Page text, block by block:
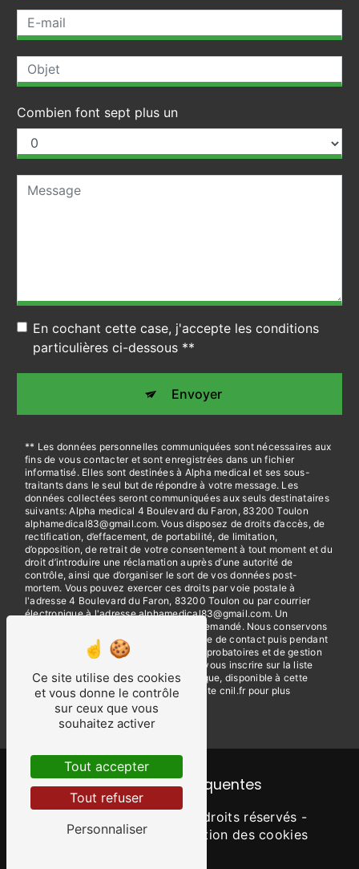
Combien font sept plus un
En cochant cette case, j'accepte les conditions
particulières ci-dessous **
Envoyer
** Les données personnelles communiquées sont nécessaires aux
fins de vous contacter et sont enregistrées dans un fichier
informatisé. Elles sont destinées à Alpha medical et ses sous-
traitants dans le seul but de répondre à votre message. Les
données collectées seront communiquées aux seuls destinataires
suivants: Alpha medical 4 Boulevard du Faron, 83200 Toulon
alphamedical83@gmail.com. Vous disposez de droits d’accès, de
rectification, d’effacement, de portabilité, de limitation,
d’opposition, de retrait de votre consentement à tout moment et du
droit d’introduire une réclamation auprès d’une autorité de
contrôle, ainsi que d’organiser le sort de vos données post-
mortem. Vous pouvez exercer ces droits par voie postale à
l'adresse 4 Boulevard du Faron, 83200 Toulon ou par courrier
électronique à l'adresse alphamedical83@gmail.com. Un
justificatif d'identité pourra vous être demandé. Nous conservons
vos données pendant la période de prise de contact puis pendant
la durée de prescription légale aux fins probatoires et de gestion
des contentieux. Vous avez le droit de vous inscrire sur la liste
d'opposition au démarchage téléphonique, disponible à cette
adresse: Bloctel.gouv.fr. Consultez le site cnil.fr pour plus
d’informations sur vos droits.
Recherches fréquentes
- 2026 - Tous droits réservés -
Mentions légales
Gestion des cookies
Ce site utilise des cookies
et vous donne le contrôle
sur ceux que vous
souhaitez activer
Tout accepter
Tout refuser
Personnaliser